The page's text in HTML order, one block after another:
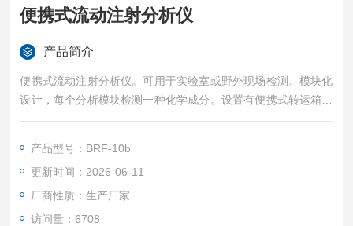
便携式流动注射分析仪
产品简介
便携式流动注射分析仪。可用于实验室或野外现场检测。模块化
设计，每个分析模块检测一种化学成分。设置有便携式转运箱，
配有拉杆及滚轮，
便于仪器散热，保证检测稳定。
产品型号：BRF-10b
更新时间：2026-06-11
厂商性质：生产厂家
访问量：6708